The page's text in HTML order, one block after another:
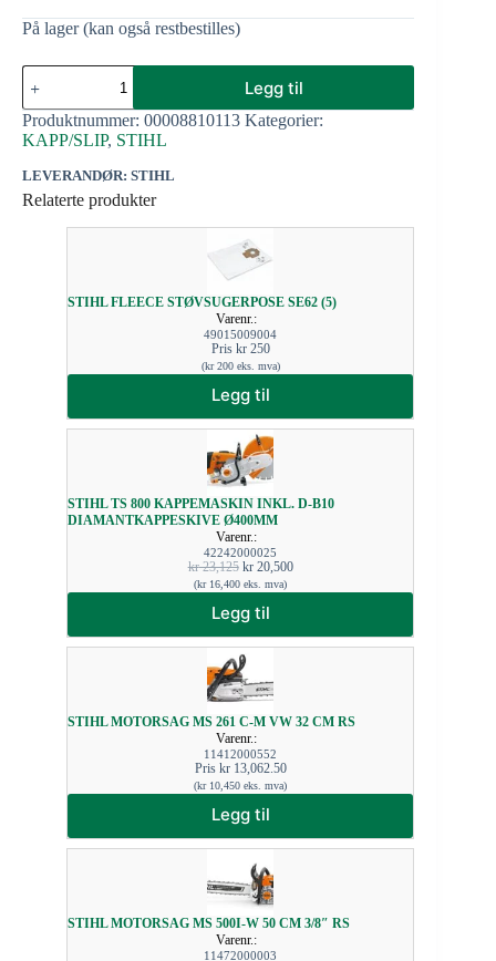
På lager (kan også restbestilles)
Legg til
Produktnummer: 00008810113 Kategorier:
KAPP/SLIP, STIHL
LEVERANDØR: STIHL
Relaterte produkter
STIHL FLEECE STØVSUGERPOSE SE62 (5)
Varenr.:
49015009004
Pris kr250
(kr200eks. mva)
Legg til
STIHL TS 800 KAPPEMASKIN INKL. D-B10
DIAMANTKAPPESKIVE Ø400MM
Varenr.:
42242000025
kr23,125 kr20,500
(kr16,400 eks. mva)
Legg til
STIHL MOTORSAG MS 261 C-M VW 32 CM RS
Varenr.:
11412000552
Pris kr13,062.50
(kr10,450 eks. mva)
Legg til
STIHL MOTORSAG MS 500I-W 50 CM 3/8″ RS
Varenr.:
11472000003